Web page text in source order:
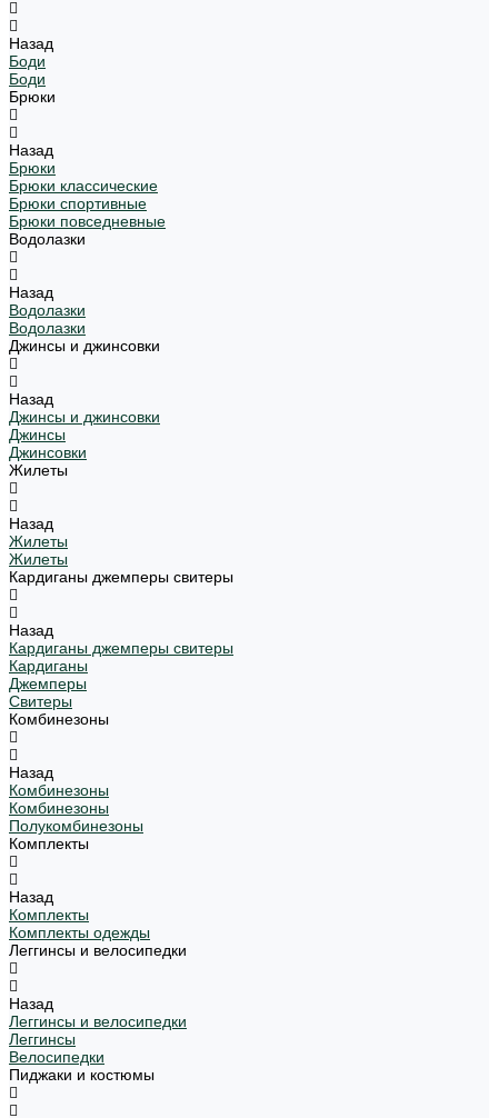
Назад
Боди
Боди
Брюки
Назад
Брюки
Брюки классические
Брюки спортивные
Брюки повседневные
Водолазки
Назад
Водолазки
Водолазки
Джинсы и джинсовки
Назад
Джинсы и джинсовки
Джинсы
Джинсовки
Жилеты
Назад
Жилеты
Жилеты
Кардиганы джемперы свитеры
Назад
Кардиганы джемперы свитеры
Кардиганы
Джемперы
Свитеры
Комбинезоны
Назад
Комбинезоны
Комбинезоны
Полукомбинезоны
Комплекты
Назад
Комплекты
Комплекты одежды
Леггинсы и велосипедки
Назад
Леггинсы и велосипедки
Леггинсы
Велосипедки
Пиджаки и костюмы